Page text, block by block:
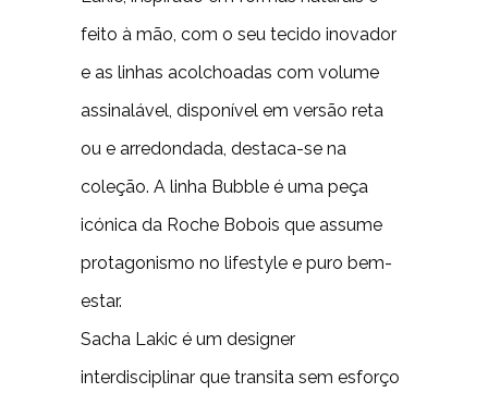
feito à mão, com o seu tecido inovador
e as linhas acolchoadas com volume
assinalável, disponível em versão reta
ou e arredondada, destaca-se na
coleção. A linha Bubble é uma peça
icónica da Roche Bobois que assume
protagonismo no lifestyle e puro bem-
estar.
Sacha Lakic é um designer
interdisciplinar que transita sem esforço